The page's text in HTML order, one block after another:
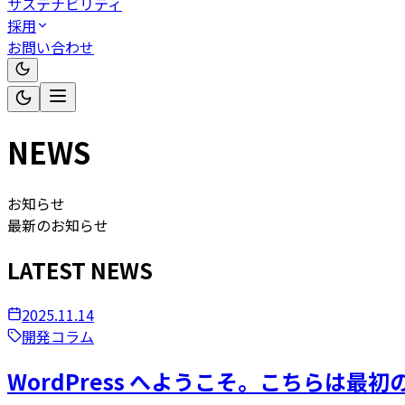
採用
お問い合わせ
NEWS
お知らせ
最新のお知らせ
LATEST NEWS
2025.11.14
開発コラム
WordPress へようこそ。こちらは最初